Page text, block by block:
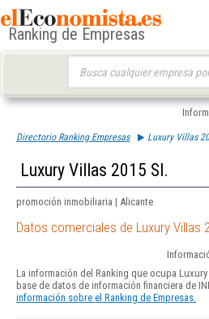
Ranking de Empresas
Directorio Ranking Empresas Luxury Villas
Luxury Villas 2015 Sl.
promoción inmobiliaria | Alicante
Datos comerciales de Luxury Villas
La información del Ranking que ocupa
base de datos de información financiera de
información sobre el Ranking de Empresas.